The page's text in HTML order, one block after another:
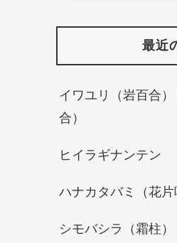
最近
イワユリ（岩百合
合）
ヒイラギナンテン
ハナカタバミ（花片
シモバシラ（霜柱）